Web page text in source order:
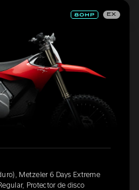
EX
Metzeler 6 Days Extreme
Protector de disco